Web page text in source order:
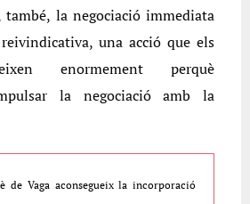
la negociació immediata
una acció que els
enormement perquè
la negociació amb la
de Vaga aconsegueix la incorporació